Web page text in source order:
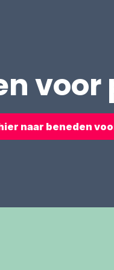
voor
naar beneden